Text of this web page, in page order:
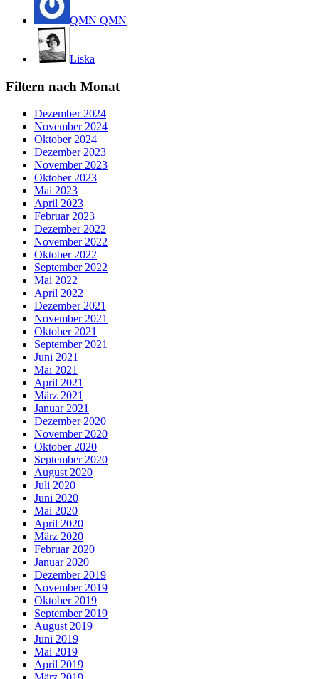
QMN QMN
Liska
Filtern nach Monat
Dezember 2024
November 2024
Oktober 2024
Dezember 2023
November 2023
Oktober 2023
Mai 2023
April 2023
Februar 2023
Dezember 2022
November 2022
Oktober 2022
September 2022
Mai 2022
April 2022
Dezember 2021
November 2021
Oktober 2021
September 2021
Juni 2021
Mai 2021
April 2021
März 2021
Januar 2021
Dezember 2020
November 2020
Oktober 2020
September 2020
August 2020
Juli 2020
Juni 2020
Mai 2020
April 2020
März 2020
Februar 2020
Januar 2020
Dezember 2019
November 2019
Oktober 2019
September 2019
August 2019
Juni 2019
Mai 2019
April 2019